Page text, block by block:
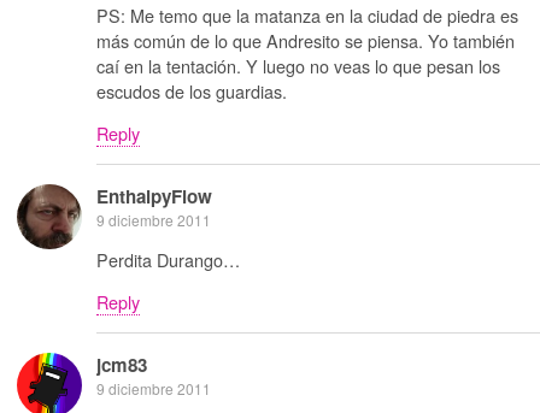
PS: Me temo que la matanza en la ciudad de piedra es
más común de lo que Andresito se piensa. Yo también
caí en la tentación. Y luego no veas lo que pesan los
escudos de los guardias.
Reply
EnthalpyFlow
9 diciembre 2011
Perdita Durango…
Reply
jcm83
9 diciembre 2011